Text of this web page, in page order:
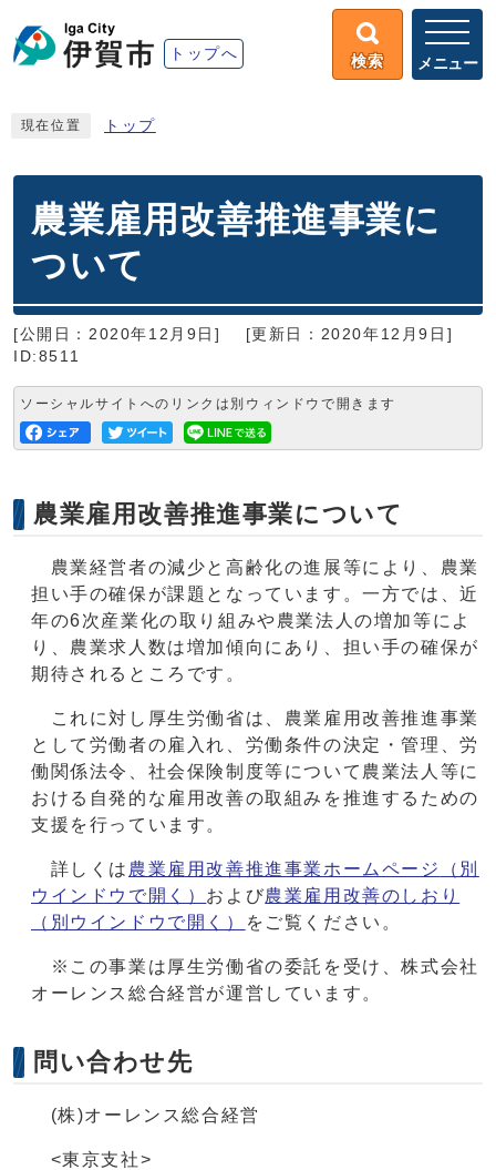
トップへ 検索 メニュー
現在位置 トップ
農業雇用改善推進事業に
ついて
[公開日：2020年12月9日]
[更新日：2020年12月9日]
ID:8511
ソーシャルサイトへのリンクは別ウィンドウで開きます
農業雇用改善推進事業について
農業経営者の減少と高齢化の進展等により、農業
担い手の確保が課題となっています。一方では、近
年の6次産業化の取り組みや農業法人の増加等によ
り、農業求人数は増加傾向にあり、担い手の確保が
期待されるところです。
これに対し厚生労働省は、農業雇用改善推進事業
として労働者の雇入れ、労働条件の決定・管理、労
働関係法令、社会保険制度等について農業法人等に
おける自発的な雇用改善の取組みを推進するための
支援を行っています。
詳しくは 農業雇用改善推進事業ホームページ
（別
ウインドウで開く） および農業雇用改善のしおり
（別ウインドウで開く）
をご覧ください。
※この事業は厚生労働省の委託を受け、株式会社
オーレンス総合経営が運営しています。
問い合わせ先
(株)オーレンス総合経営
<東京支社>